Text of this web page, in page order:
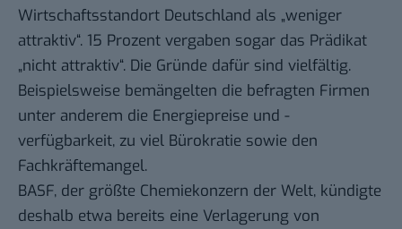
Wirtschaftsstandort Deutschland als „weniger
attraktiv“. 15 Prozent vergaben sogar das Prädikat
„nicht attraktiv“. Die Gründe dafür sind vielfältig.
Beispielsweise bemängelten die befragten Firmen
unter anderem die Energiepreise und -
verfügbarkeit, zu viel Bürokratie sowie den
Fachkräftemangel.
BASF, der größte Chemiekonzern der Welt, kündigte
deshalb etwa bereits eine Verlagerung von